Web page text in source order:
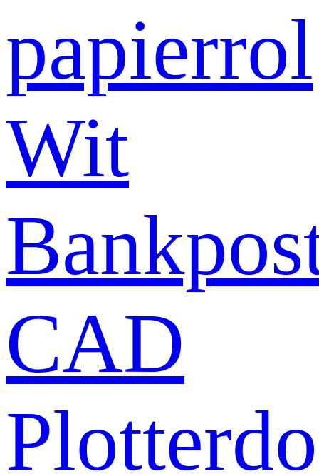
papierrol
Wit
CAD